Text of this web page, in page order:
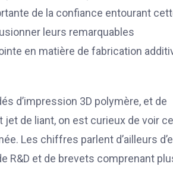
de la confiance entourant
leurs remarquables
en matière de fabrication
d’impression 3D polymère, et de
jet de liant, on est curieux de voir
Les chiffres parlent d’ailleurs
R&D et de brevets comprenant